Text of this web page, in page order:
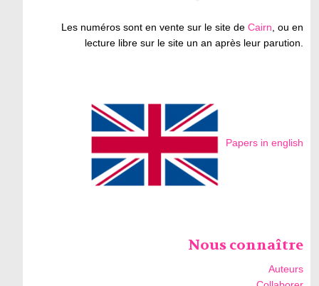
Les numéros sont en vente sur le site deCairn, ou en
lecture libre sur le site un an après leur parution.
Papers in english
Nous connaître
Auteurs